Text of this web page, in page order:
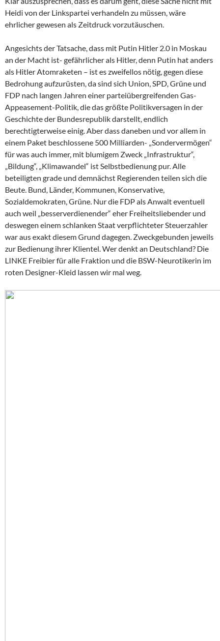
Heidi von der Linkspartei verhandeln zu müssen, wäre
ehrlicher gewesen als Zeitdruck vorzutäuschen.
Angesichts der Tatsache, dass mit Putin Hitler 2.0 in Moskau
an der Macht ist- gefährlicher als Hitler, denn Putin hat anders
als Hitler Atomraketen – ist es zweifellos nötig, gegen diese
Bedrohung aufzurüsten, da sind sich Union, SPD, Grüne und
FDP nach langen Jahren einer parteiübergreifenden Gas-
Appeasement-Politik, die das größte Politikversagen in der
Geschichte der Bundesrepublik darstellt, endlich
berechtigterweise einig. Aber dass daneben und vor allem in
einem Paket beschlossene 500 Milliarden- „Sondervermögen“
für was auch immer, mit blumigem Zweck „Infrastruktur“,
„Bildung“, „Klimawandel“ ist Selbstbedienung pur. Alle
beteiligten grade und demnächst Regierenden teilen sich die
Beute. Bund, Länder, Kommunen, Konservative,
Sozialdemokraten, Grüne. Nur die FDP als Anwalt eventuell
auch weil „besserverdienender“ eher Freiheitsliebender und
deswegen einem schlanken Staat verpflichteter Steuerzahler
war aus exakt diesem Grund dagegen. Zweckgebunden jeweils
zur Bedienung ihrer Klientel. Wer denkt an Deutschland? Die
LINKE Freibier für alle Fraktion und die BSW-Neurotikerin im
roten Designer-Kleid lassen wir mal weg.